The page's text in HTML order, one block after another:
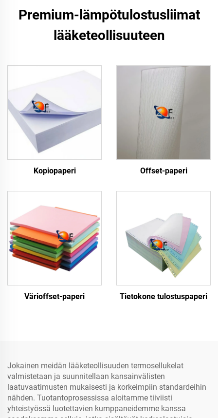
Premium-lämpötulostusliimat
lääketeollisuuteen
Kopiopaperi Offset-paperi
Värioffset-paperi Tietokone tulostuspaperi
Jokainen meidän lääketeollisuuden termosellukelat
valmistetaan ja suunnitellaan kansainvälisten
laatuvaatimusten mukaisesti ja korkeimpiin standardeihin
nähden. Tuotantoprosessissa aloitamme tiiviisti
yhteistyössä luotettavien kumppaneidemme kanssa